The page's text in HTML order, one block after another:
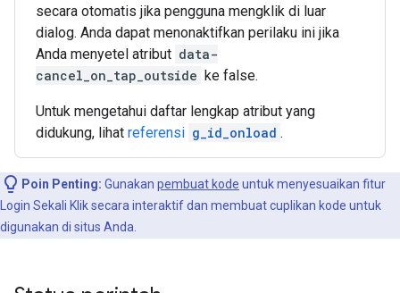
secara otomatis jika pengguna mengklik di luar
dialog. Anda dapat menonaktifkan perilaku ini jika
Anda menyetel atribut data-
cancel_on_tap_outside ke false.
Untuk mengetahui daftar lengkap atribut yang
didukung, lihat referensi g_id_onload .
Poin Penting: Gunakan pembuat kode untuk menyesuaikan fitur
Login Sekali Klik secara interaktif dan membuat cuplikan kode untuk
digunakan di situs Anda.